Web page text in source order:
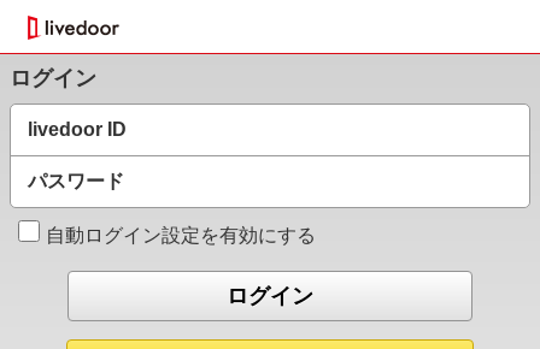
ログイン
livedoor ID
パスワード
自動ログイン設定を有効にする